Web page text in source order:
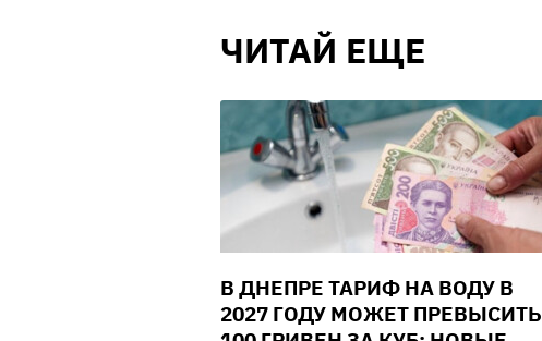
ЧИТАЙ ЕЩЕ
В ДНЕПРЕ ТАРИФ НА ВОДУ В
2027 ГОДУ МОЖЕТ ПРЕВЫСИТЬ